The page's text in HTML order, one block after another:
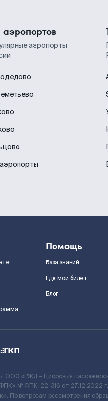
аэропортов
аэропорты
Помощь
База знаний
Где мой билет
Блог
ООО «РЖД – Цифровые
№ ФПК-22-316 от 27.12.2022
По вопросам рассмотрения